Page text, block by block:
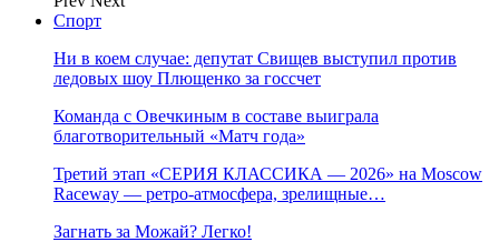
Спорт
Ни в коем случае: депутат Свищев выступил против
ледовых шоу Плющенко за госсчет
Команда с Овечкиным в составе выиграла
благотворительный «Матч года»
Третий этап «СЕРИЯ КЛАССИКА — 2026» на Moscow
Raceway — ретро‑атмосфера, зрелищные…
Загнать за Можай? Легко!